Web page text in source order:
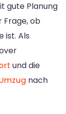
gute Planung
Frage, ob
ist. Als
und die
nach